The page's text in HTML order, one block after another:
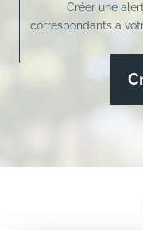
Créer une
correspondants à